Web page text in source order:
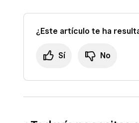
¿Este artículo te ha
Sí No